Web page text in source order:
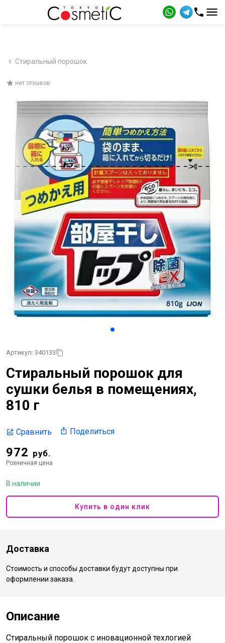
Стиральный порошок
нет отзывов
Артикул: 340133
Стиральный порошок для
сушки белья в помещениях,
810 г
Сравнить Поделиться
972 руб.
Розничная цена
В наличии
Купить в один клик
Доставка
Стоимость и способы доставки будут доступны при
оформлении заказа.
Описание
Стиральный порошок с иновационной техлогией